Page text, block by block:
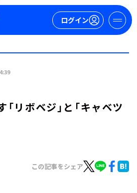
ログイン
リボベジ」と「キャベツ
この記事をシェア